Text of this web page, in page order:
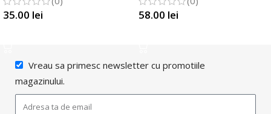
35.00 lei 58.00 lei
Vreau sa primesc newsletter cu promotiile
magazinului.